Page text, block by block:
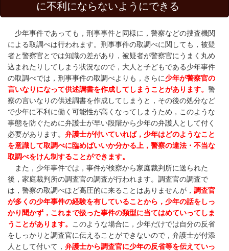
に不利にならないようにできる
少年事件であっても，刑事事件と同様に，警察などの捜査機関
による取調べは行われます。刑事事件の取調べに関しても，被疑
者と警察官とでは知識の差があり，被疑者が警察官にうまく丸め
込まれたりしてしまう状況なので，大人と子どもである少年事件
の取調べでは，刑事事件の取調べよりも，さらに少年が警察官の
言いなりになって供述調書を作成してしまうことがあります。 警
察の言いなりの供述調書を作成してしまうと，その後の処分など
で少年に不利に働く可能性が高くなってしまうため，このような
事態を防ぐために弁護士が早い段階から少年の弁護人として付く
必要があります。 弁護士が付いていれば，少年はどのようなこと
を意識して取調べに臨めばいいか分かる上，警察の違法・不当な
取調べをけん制することができます。
また，少年事件では，事件が検察から家庭裁判所に送られた
後，家庭裁判所の調査官の調査が行われます。調査官の調査で
は，警察の取調べほど高圧的に来ることはありませんが， 調査官
が多くの少年事件の経験を有していることから，少年の話をしっ
かり聞かず，これまで扱った事件の類型に当てはめていってしま
うことがあります。
このような場合に，少年だけでは自分の反省
をしっかりと調査官に伝えることができないので，弁護士が付添
人として付いて， 弁護士から調査官に少年の反省等を伝えていっ